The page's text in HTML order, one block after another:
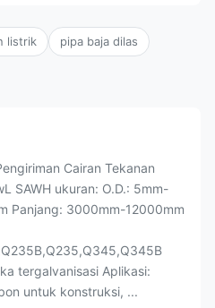
listrik pipa baja dilas
Cairan Tekanan
SAWH ukuran: O.D.: 5mm-
Panjang: 3000mm-12000mm
tergalvanisasi Aplikasi:
untuk konstruksi, ...